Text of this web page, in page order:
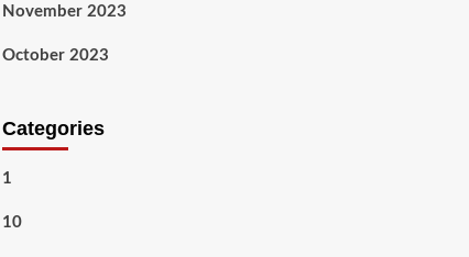
November 2023
October 2023
Categories
1
10